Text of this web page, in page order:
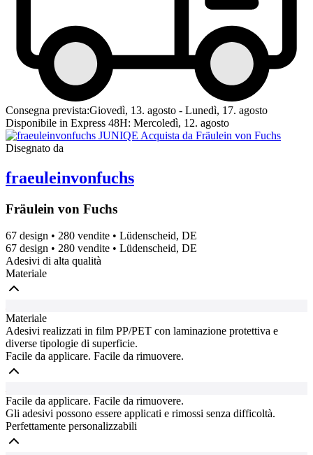
Consegna prevista:Giovedì, 13. agosto - Lunedì, 17. agosto
Disponibile in Express 48H: Mercoledì, 12. agosto
Disegnato da
fraeuleinvonfuchs
Fräulein von Fuchs
67 design • 280 vendite • Lüdenscheid, DE
67 design • 280 vendite • Lüdenscheid, DE
Adesivi di alta qualità
Materiale
Materiale
Adesivi realizzati in film PP/PET con laminazione protettiva e
diverse tipologie di superficie.
Facile da applicare. Facile da rimuovere.
Facile da applicare. Facile da rimuovere.
Gli adesivi possono essere applicati e rimossi senza difficoltà.
Perfettamente personalizzabili